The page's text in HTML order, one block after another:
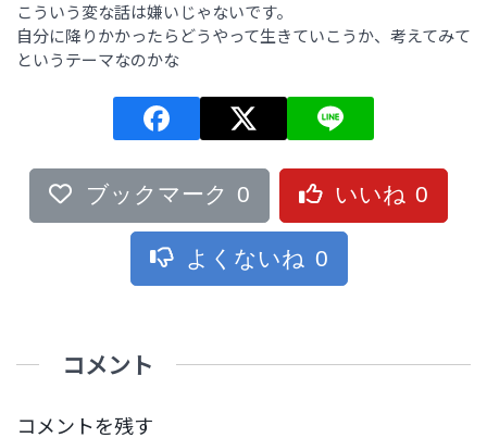
こういう変な話は嫌いじゃないです。
自分に降りかかったらどうやって生きていこうか、考えてみて
というテーマなのかな
ブックマーク 0 いいね 0
よくないね 0
コメント
コメントを残す